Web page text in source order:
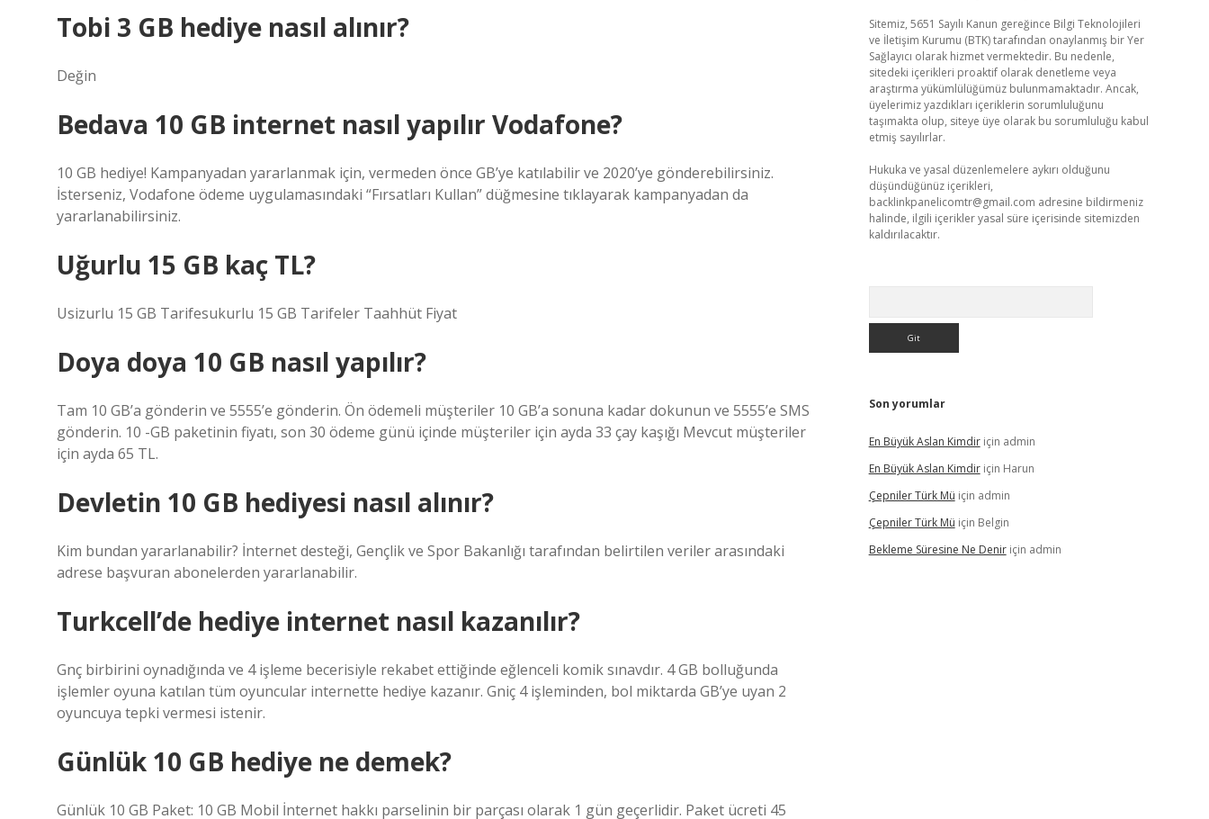
Tobi 3 GB hediye nasıl alınır?
Değin
Bedava 10 GB internet nasıl yapılır Vodafone?
10 GB hediye! Kampanyadan yararlanmak için, vermeden önce GB’ye katılabilir ve 2020’ye gönderebilirsiniz.
İsterseniz, Vodafone ödeme uygulamasındaki “Fırsatları Kullan” düğmesine tıklayarak kampanyadan da
yararlanabilirsiniz.
Uğurlu 15 GB kaç TL?
Usizurlu 15 GB Tarifesukurlu 15 GB Tarifeler Taahhüt Fiyat
Doya doya 10 GB nasıl yapılır?
Tam 10 GB’a gönderin ve 5555’e gönderin. Ön ödemeli müşteriler 10 GB’a sonuna kadar dokunun ve 5555’e SMS
gönderin. 10 -GB paketinin fiyatı, son 30 ödeme günü içinde müşteriler için ayda 33 çay kaşığı Mevcut müşteriler
için ayda 65 TL.
Devletin 10 GB hediyesi nasıl alınır?
Kim bundan yararlanabilir? İnternet desteği, Gençlik ve Spor Bakanlığı tarafından belirtilen veriler arasındaki
adrese başvuran abonelerden yararlanabilir.
Turkcell’de hediye internet nasıl kazanılır?
Gnç birbirini oynadığında ve 4 işleme becerisiyle rekabet ettiğinde eğlenceli komik sınavdır. 4 GB bolluğunda
işlemler oyuna katılan tüm oyuncular internette hediye kazanır. Gniç 4 işleminden, bol miktarda GB’ye uyan 2
oyuncuya tepki vermesi istenir.
Günlük 10 GB hediye ne demek?
Günlük 10 GB Paket: 10 GB Mobil İnternet hakkı parselinin bir parçası olarak 1 gün geçerlidir. Paket ücreti 45
Sitemiz, 5651 Sayılı Kanun gereğince Bilgi Teknolojileri
ve İletişim Kurumu (BTK) tarafından onaylanmış bir Yer
Sağlayıcı olarak hizmet vermektedir. Bu nedenle,
sitedeki içerikleri proaktif olarak denetleme veya
araştırma yükümlülüğümüz bulunmamaktadır. Ancak,
üyelerimiz yazdıkları içeriklerin sorumluluğunu
taşımakta olup, siteye üye olarak bu sorumluluğu kabul
etmiş sayılırlar.
Hukuka ve yasal düzenlemelere aykırı olduğunu
düşündüğünüz içerikleri,
backlinkpanelicomtr@gmail.com adresine bildirmeniz
halinde, ilgili içerikler yasal süre içerisinde sitemizden
kaldırılacaktır.
Son yorumlar
En Büyük Aslan Kimdiriçin admin
En Büyük Aslan Kimdiriçin Harun
Çepniler Türk Mü için admin
Çepniler Türk Mü için Belgin
Bekleme Süresine Ne Deniriçin admin